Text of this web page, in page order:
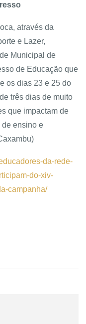
através da
e Lazer,
Municipal de
de Educação que
os dias 23 e 25 do
três dias de muito
que impactam de
de ensino e
da-rede-
do-xiv-
campanha/